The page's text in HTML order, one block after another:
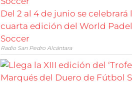
Del 2 al 4 de junio se celebrará
cuarta edición del World Padel
Soccer
Radio San Pedro Alcántara